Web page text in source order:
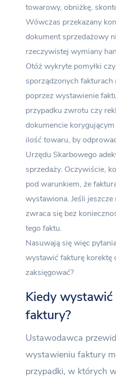
towarowy, obniżkę,
Wówczas przekazany
dokument sprzedażowy
rzeczywistej wymiany
Otóż wykryte pomyłki
sporządzonych
poprzez wystawienie
przypadku zwrotu czy
dokumencie
ilość towaru, by
Urzędu Skarbowego
sprzedaży. Oczywiście,
pod warunkiem, że
wystawiona. Jeśli jeszcze
zwraca się bez
tego faktu.
Nasuwają się więc
wystawić fakturę korektę
zaksięgować?
Kiedy
faktury?
Ustawodawca
wystawieniu faktury
przypadki, w których